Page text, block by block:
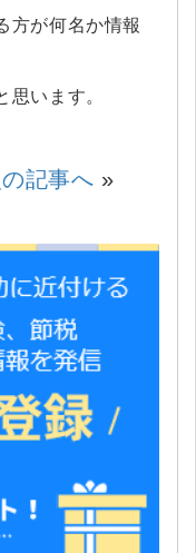
方が何名か情報
います。
記事へ »